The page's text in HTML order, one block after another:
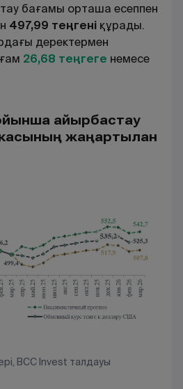
бағамы орташа есеппен
497,99 теңгені құрады.
деректермен
26,68 теңгеге немесе
айырбастау
жаңартылған
BCC Invest талдауы